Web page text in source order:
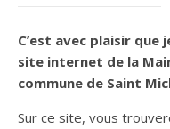
C’est avec plaisir que
site internet de la
commune de Saint
Sur ce site, vous